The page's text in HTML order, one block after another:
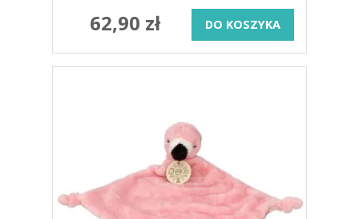
62,90 zł DO KOSZYKA